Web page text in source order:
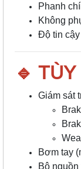
Phanh
Không
Độ tin
🔹
Giám sát
Bơm tay
Bộ